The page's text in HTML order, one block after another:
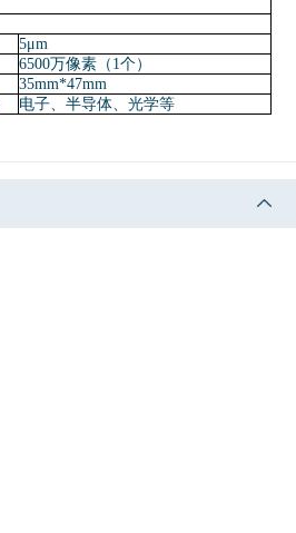
5μm
6500万像素（1个）
35mm*47mm
电子、半导体、光学等